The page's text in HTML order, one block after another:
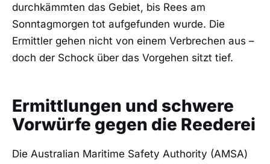
durchkämmten das Gebiet, bis Rees am
Sonntagmorgen tot aufgefunden wurde. Die
Ermittler gehen nicht von einem Verbrechen aus –
doch der Schock über das Vorgehen sitzt tief.
Ermittlungen und schwere
Vorwürfe gegen die Reederei
Die Australian Maritime Safety Authority (AMSA)